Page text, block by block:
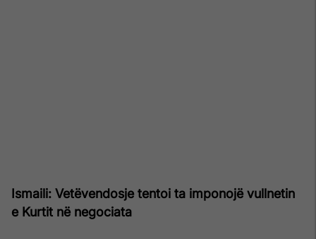
Ismaili: Vetëvendosje tentoi ta imponojë vullnetin
e Kurtit në negociata